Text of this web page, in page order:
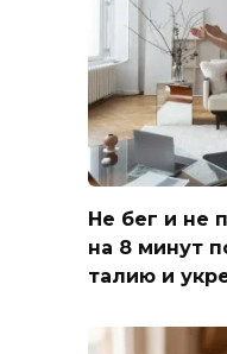
Не бег и не
на 8 минут
талию и